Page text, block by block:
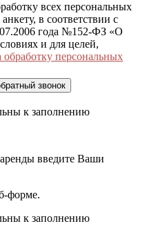
всех персональных
в соответствии с
года №152-ФЗ «О
и для целей,
обработку персональных
к заполнению
введите Ваши
форме.
к заполнению